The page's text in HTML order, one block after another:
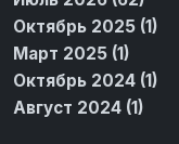
Октябрь 2025 (1)
Март 2025 (1)
Октябрь 2024 (1)
Август 2024 (1)